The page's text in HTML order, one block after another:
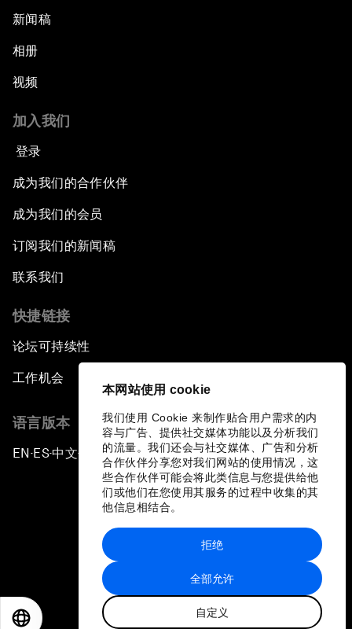
本网站使用 cookie
我们使用 Cookie 来制作贴合用户需求的内
容与广告、提供社交媒体功能以及分析我们
的流量。我们还会与社交媒体、广告和分析
合作伙伴分享您对我们网站的使用情况，这
些合作伙伴可能会将此类信息与您提供给他
们或他们在您使用其服务的过程中收集的其
他信息相结合。
全部允许
自定义
拒绝
新闻稿
相册
视频
加入我们
登录
成为我们的合作伙伴
成为我们的会员
订阅我们的新闻稿
联系我们
快捷链接
论坛可持续性
工作机会
语言版本
EN ▪ES▪中文▪ 日本語
站点地图
世界经济论坛